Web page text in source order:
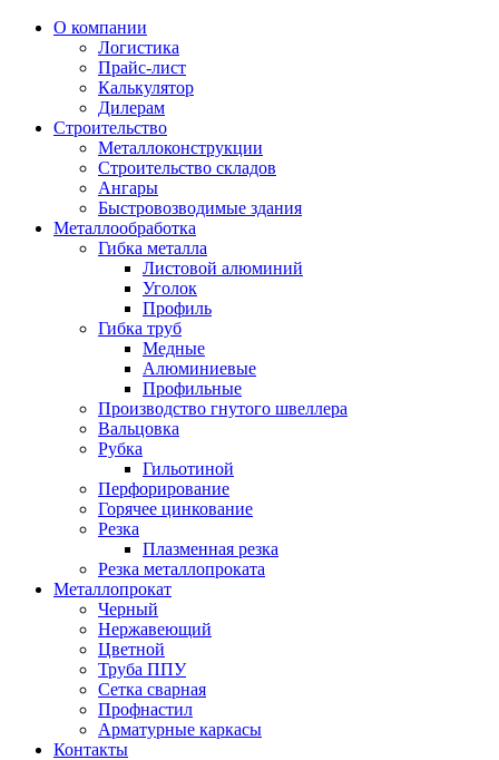
О компании
Логистика
Прайс-лист
Калькулятор
Дилерам
Строительство
Металлоконструкции
Строительство складов
Ангары
Быстровозводимые здания
Металлообработка
Гибка металла
Листовой алюминий
Уголок
Профиль
Гибка труб
Медные
Алюминиевые
Профильные
Производство гнутого швеллера
Вальцовка
Рубка
Гильотиной
Перфорирование
Горячее цинкование
Резка
Плазменная резка
Резка металлопроката
Металлопрокат
Черный
Нержавеющий
Цветной
Труба ППУ
Сетка сварная
Профнастил
Арматурные каркасы
Контакты